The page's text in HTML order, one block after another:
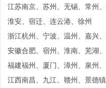
江苏南京、苏州、无锡、常州
淮安、宿迁、连云港、徐州
浙江杭州、宁波、温州、嘉兴
安徽合肥、宿州、淮南、芜湖
福建福州、厦门、漳州、泉州
江西南昌、九江、赣州、景德